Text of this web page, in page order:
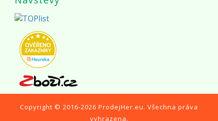
Copyright © 2016-2026 ProdejHer.eu. Všechna práva
vyhrazena.